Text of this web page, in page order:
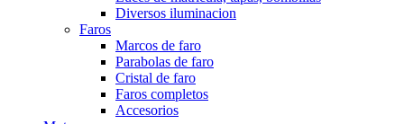
Diversos iluminacion
Faros
Marcos de faro
Parabolas de faro
Cristal de faro
Faros completos
Accesorios